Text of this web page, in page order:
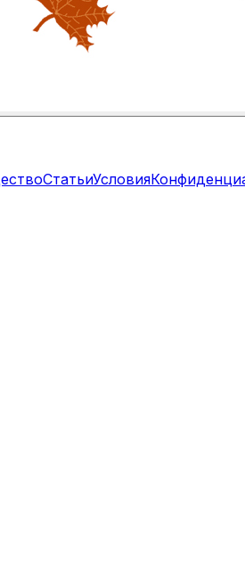
СтатьиУсловия